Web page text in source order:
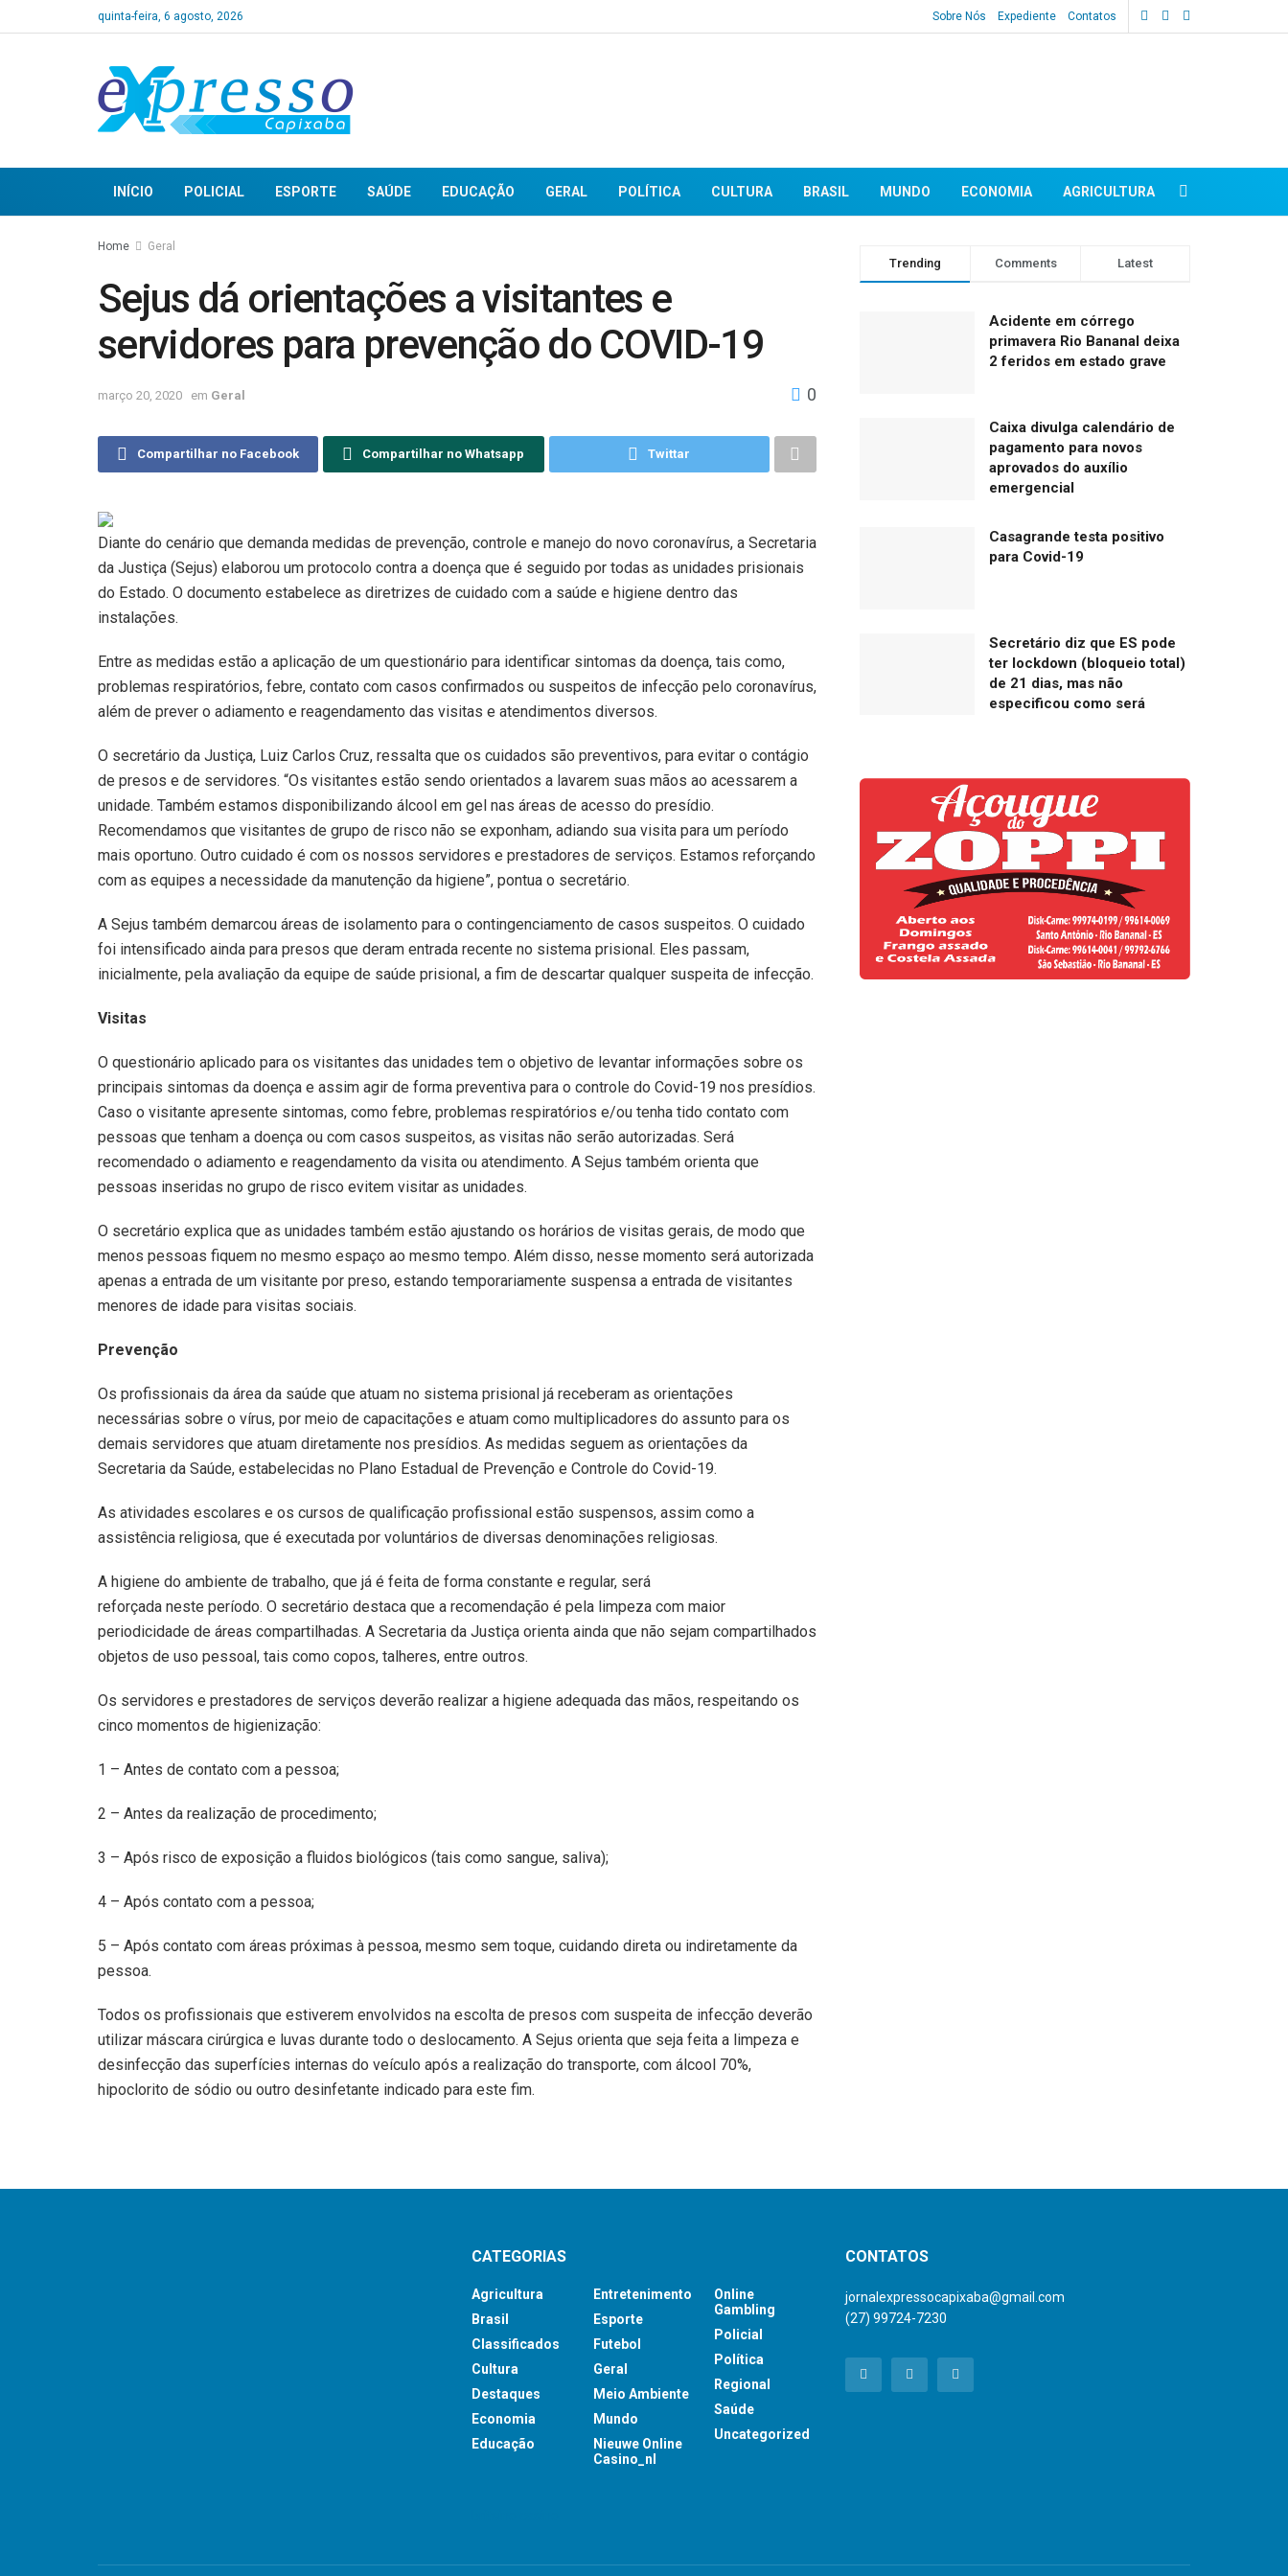
quinta-feira, 6 agosto, 2026 Sobre Nós Expediente Contatos
INÍCIO POLICIAL ESPORTE SAÚDE EDUCAÇÃO GERAL POLÍTICA CULTURA BRASIL MUNDO ECONOMIA AGRICULTURA
Home Geral
Sejus dá orientações a visitantes e
servidores para prevenção do COVID-19
março 20, 2020 em Geral 0
Compartilhar no Facebook Compartilhar no Whatsapp Twittar
Diante do cenário que demanda medidas de prevenção, controle e manejo do novo coronavírus, a Secretaria
da Justiça (Sejus) elaborou um protocolo contra a doença que é seguido por todas as unidades prisionais
do Estado. O documento estabelece as diretrizes de cuidado com a saúde e higiene dentro das
instalações.
Entre as medidas estão a aplicação de um questionário para identificar sintomas da doença, tais como,
problemas respiratórios, febre, contato com casos confirmados ou suspeitos de infecção pelo coronavírus,
além de prever o adiamento e reagendamento das visitas e atendimentos diversos.
O secretário da Justiça, Luiz Carlos Cruz, ressalta que os cuidados são preventivos, para evitar o contágio
de presos e de servidores. “Os visitantes estão sendo orientados a lavarem suas mãos ao acessarem a
unidade. Também estamos disponibilizando álcool em gel nas áreas de acesso do presídio.
Recomendamos que visitantes de grupo de risco não se exponham, adiando sua visita para um período
mais oportuno. Outro cuidado é com os nossos servidores e prestadores de serviços. Estamos reforçando
com as equipes a necessidade da manutenção da higiene”, pontua o secretário.
A Sejus também demarcou áreas de isolamento para o contingenciamento de casos suspeitos. O cuidado
foi intensificado ainda para presos que deram entrada recente no sistema prisional. Eles passam,
inicialmente, pela avaliação da equipe de saúde prisional, a fim de descartar qualquer suspeita de infecção.
Visitas
O questionário aplicado para os visitantes das unidades tem o objetivo de levantar informações sobre os
principais sintomas da doença e assim agir de forma preventiva para o controle do Covid-19 nos presídios.
Caso o visitante apresente sintomas, como febre, problemas respiratórios e/ou tenha tido contato com
pessoas que tenham a doença ou com casos suspeitos, as visitas não serão autorizadas. Será
recomendado o adiamento e reagendamento da visita ou atendimento. A Sejus também orienta que
pessoas inseridas no grupo de risco evitem visitar as unidades.
O secretário explica que as unidades também estão ajustando os horários de visitas gerais, de modo que
menos pessoas fiquem no mesmo espaço ao mesmo tempo. Além disso, nesse momento será autorizada
apenas a entrada de um visitante por preso, estando temporariamente suspensa a entrada de visitantes
menores de idade para visitas sociais.
Prevenção
Os profissionais da área da saúde que atuam no sistema prisional já receberam as orientações
necessárias sobre o vírus, por meio de capacitações e atuam como multiplicadores do assunto para os
demais servidores que atuam diretamente nos presídios. As medidas seguem as orientações da
Secretaria da Saúde, estabelecidas no Plano Estadual de Prevenção e Controle do Covid-19.
As atividades escolares e os cursos de qualificação profissional estão suspensos, assim como a
assistência religiosa, que é executada por voluntários de diversas denominações religiosas.
A higiene do ambiente de trabalho, que já é feita de forma constante e regular, será
reforçada neste período. O secretário destaca que a recomendação é pela limpeza com maior
periodicidade de áreas compartilhadas. A Secretaria da Justiça orienta ainda que não sejam compartilhados
objetos de uso pessoal, tais como copos, talheres, entre outros.
Os servidores e prestadores de serviços deverão realizar a higiene adequada das mãos, respeitando os
cinco momentos de higienização:
1 – Antes de contato com a pessoa;
2 – Antes da realização de procedimento;
3 – Após risco de exposição a fluidos biológicos (tais como sangue, saliva);
4 – Após contato com a pessoa;
5 – Após contato com áreas próximas à pessoa, mesmo sem toque, cuidando direta ou indiretamente da
pessoa.
Todos os profissionais que estiverem envolvidos na escolta de presos com suspeita de infecção deverão
utilizar máscara cirúrgica e luvas durante todo o deslocamento. A Sejus orienta que seja feita a limpeza e
desinfecção das superfícies internas do veículo após a realização do transporte, com álcool 70%,
hipoclorito de sódio ou outro desinfetante indicado para este fim.
Trending Comments Latest
Acidente em córrego
primavera Rio Bananal deixa
2 feridos em estado grave
Caixa divulga calendário de
pagamento para novos
aprovados do auxílio
emergencial
Casagrande testa positivo
para Covid-19
Secretário diz que ES pode
ter lockdown (bloqueio total)
de 21 dias, mas não
especificou como será
CATEGORIAS
Agricultura
Brasil
Classificados
Cultura
Destaques
Economia
Educação
Entretenimento
Esporte
Futebol
Geral
Meio Ambiente
Mundo
Nieuwe Online
Casino_nl
Online
Gambling
Policial
Política
Regional
Saúde
Uncategorized
CONTATOS
jornalexpressocapixaba@gmail.com
(27) 99724-7230